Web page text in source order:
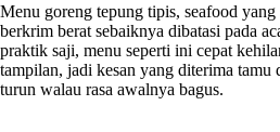
Menu goreng tepung tipis, seafood yang
berkrim berat sebaiknya dibatasi pada
praktik saji, menu seperti ini cepat
tampilan, jadi kesan yang diterima tamu
turun walau rasa awalnya bagus.